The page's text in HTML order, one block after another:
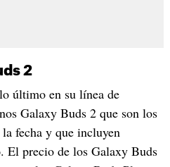
2
último en su línea de
Galaxy Buds 2 que son los
fecha y que incluyen
El precio de los Galaxy Buds